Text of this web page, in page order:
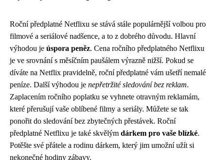
Roční předplatné Netflixu se stává stále populárnější volbou pro
filmové a seriálové nadšence, a to z dobrého důvodu. Hlavní
výhodou je úspora peněz. Cena ročního předplatného Netflixu
je ve srovnání s měsíčním paušálem výrazně nižší. Pokud se
díváte na Netflix pravidelně, roční předplatné vám ušetří nemalé
peníze. Další výhodou je nepřetržité sledování bez reklam.
Zaplacením ročního poplatku se vyhnete otravným reklamám,
které přerušují vaše oblíbené filmy a seriály. Můžete se tak
ponořit do sledování bez zbytečných přestávek. Roční
předplatné Netflixu je také skvělým dárkem pro vaše blízké.
Potěšte své přátele a rodinu dárkem, který jim umožní užít si
nekonečné hodiny zábavy.